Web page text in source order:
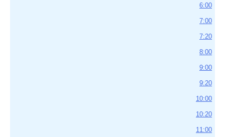
6:00
7:00
7:20
8:00
9:00
9:20
10:00
10:20
11:00